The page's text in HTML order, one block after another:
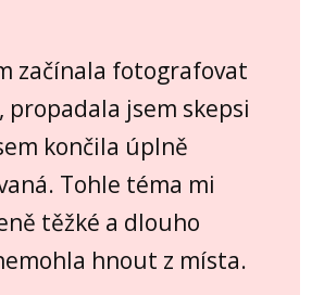
začínala fotografovat
propadala jsem skepsi
končila úplně
Tohle téma mi
těžké a dlouho
hnout z místa.